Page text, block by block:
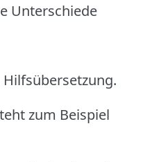
Unterschiede
Hilfsübersetzung.
zum Beispiel